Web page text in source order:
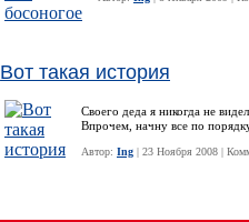
Вот такая история
Своего деда я никогда не
Впрочем, начну все по
Автор: Ing | 23 Ноября 2008 |